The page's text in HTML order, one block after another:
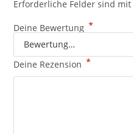
Erforderliche Felder sind mit
Deine Bewertung *
Deine Rezension *